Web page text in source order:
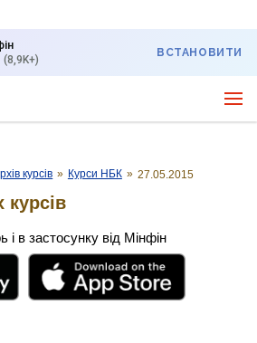
(8,9K+)
ВСТАНОВИТИ
курсів » Курси НБК » 27.05.2015
курсів
в застосунку від Мінфін